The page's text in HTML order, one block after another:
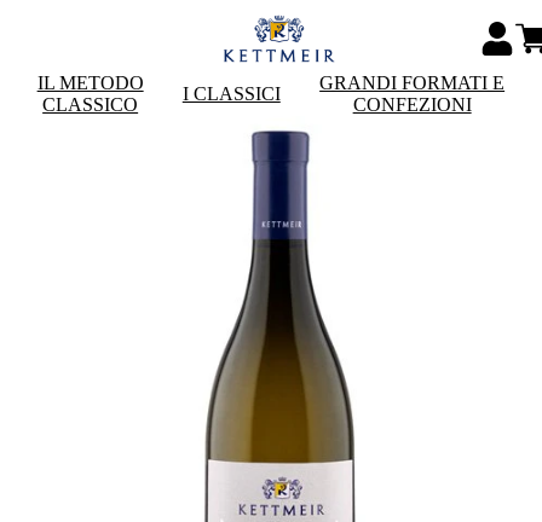
IL METODO
CLASSICO
I CLASSICI
GRANDI FORMATI E
CONFEZIONI